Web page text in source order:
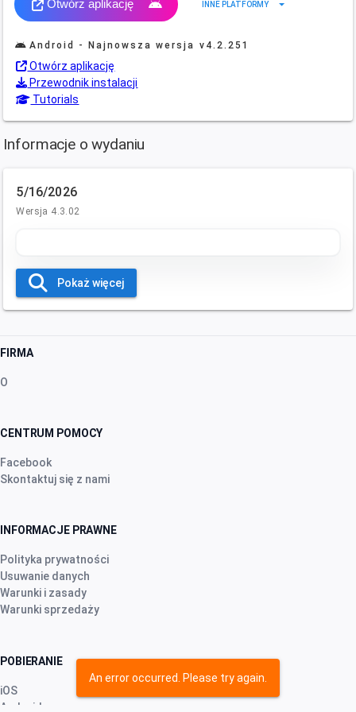
Otwórz aplikację INNE PLATFORMY arrow_drop_down
Android - Najnowsza wersja v4.2.251
Otwórz aplikację
Przewodnik instalacji
Tutorials
Informacje o wydaniu
5/16/2026
Wersja 4.3.02
Pokaż więcej
FIRMA
O
CENTRUM POMOCY
Facebook
Skontaktuj się z nami
INFORMACJE PRAWNE
Polityka prywatności
Usuwanie danych
Warunki i zasady
Warunki sprzedaży
POBIERANIE
iOS
Android
An error occurred. Please try again.